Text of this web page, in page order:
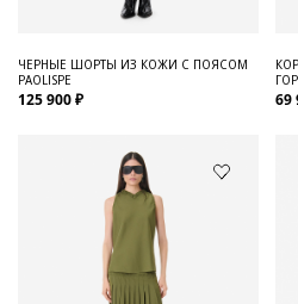
ЧЕРНЫЕ ШОРТЫ ИЗ КОЖИ С ПОЯСОМ
PAOLISPE
125 900 ₽ 69